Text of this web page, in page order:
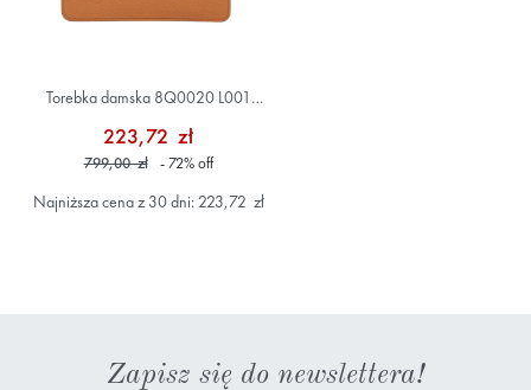
Torebka damska 8Q0020 L001
223,72 zł
799,00 zł - 72%off
Najniższa cena z 30 dni: 223,72 zł
Zapisz się do newslettera!